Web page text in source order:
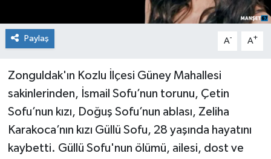
Paylaş A- A+
Zonguldak'ın Kozlu İlçesi Güney Mahallesi
sakinlerinden, İsmail Sofu’nun torunu, Çetin
Sofu’nun kızı, Doğuş Sofu’nun ablası, Zeliha
Karakoca’nın kızı Güllü Sofu, 28 yaşında hayatını
kaybetti. Güllü Sofu'nun ölümü, ailesi, dost ve